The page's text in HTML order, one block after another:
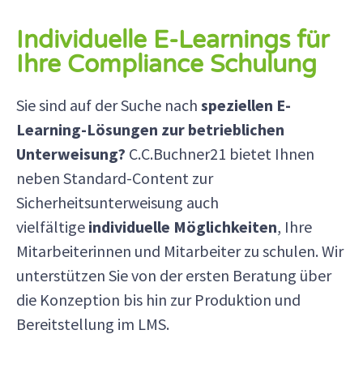
Individuelle E-Learnings für
Ihre Compliance Schulung
Sie sind auf der Suche nach speziellen E-
Learning-Lösungen zur betrieblichen
Unterweisung? C.C.Buchner21 bietet Ihnen
neben Standard-Content zur
Sicherheitsunterweisung auch
vielfältige individuelle Möglichkeiten, Ihre
Mitarbeiterinnen und Mitarbeiter zu schulen. Wir
unterstützen Sie von der ersten Beratung über
die Konzeption bis hin zur Produktion und
Bereitstellung im LMS.